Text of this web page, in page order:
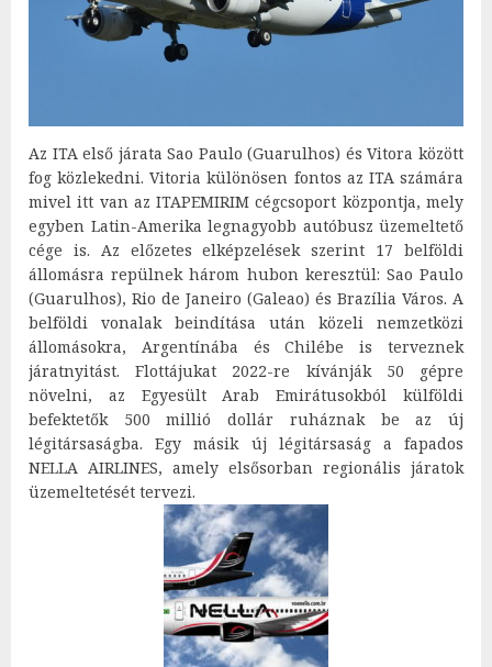
Az ITA első járata Sao Paulo (Guarulhos) és Vitora között
fog közlekedni. Vitoria különösen fontos az ITA számára
mivel itt van az ITAPEMIRIM cégcsoport központja, mely
egyben Latin-Amerika legnagyobb autóbusz üzemeltető
cége is. Az előzetes elképzelések szerint 17 belföldi
állomásra repülnek három hubon keresztül: Sao Paulo
(Guarulhos), Rio de Janeiro (Galeao) és Brazília Város. A
belföldi vonalak beindítása után közeli nemzetközi
állomásokra, Argentínába és Chilébe is terveznek
járatnyitást. Flottájukat 2022-re kívánják 50 gépre
növelni, az Egyesült Arab Emirátusokból külföldi
befektetők 500 millió dollár ruháznak be az új
légitársaságba. Egy másik új légitársaság a fapados
NELLA AIRLINES, amely elsősorban regionális járatok
üzemeltetését tervezi.